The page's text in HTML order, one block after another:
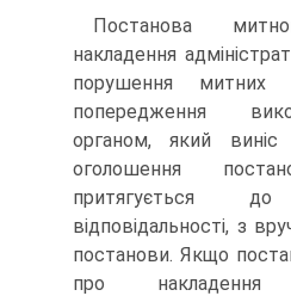
Постанова
накладення
порушення митних
попередження
органом, який виніс
оголошення
притягується до
відповідальності, з
постанови. Якщо
про накладення